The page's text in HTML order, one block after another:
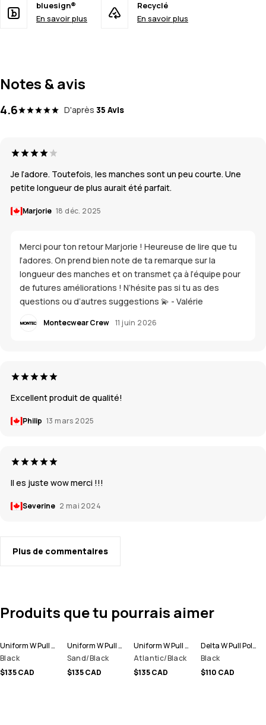
bluesign®
En savoir plus
Recyclé
En savoir plus
Notes & avis
4.6 D'après 35 Avis
Je l’adore. Toutefois, les manches sont un peu courte. Une
petite longueur de plus aurait été parfait.
Marjorie 18 déc. 2025
Merci pour ton retour Marjorie ! Heureuse de lire que tu
l’adores. On prend bien note de ta remarque sur la
longueur des manches et on transmet ça à l’équipe pour
de futures améliorations ! N’hésite pas si tu as des
questions ou d’autres suggestions 💫 - Valérie
Montecwear Crew 11 juin 2026
Excellent produit de qualité!
Philip 13 mars 2025
Il es juste wow merci !!!
Severine 2 mai 2024
Plus de commentaires
Produits que tu pourrais aimer
Uniform W Pull Polaire Femme
Black
$135 CAD
Uniform W Pull Polaire Femme
Sand/Black
$135 CAD
Uniform W Pull Polaire Femme
Atlantic/Black
$135 CAD
Delta W Pull Polaire Femme
Black
$110 CAD